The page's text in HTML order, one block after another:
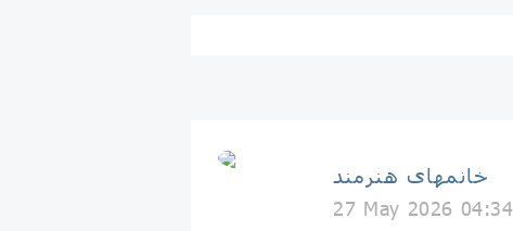
خانمهای هنرمند
27 May 2026 04:34